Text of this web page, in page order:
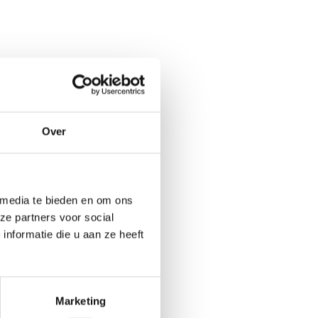
Over
te bieden en om ons
partners voor social
die u aan ze heeft
Marketing
of
optimaal
toe te
Audio
je de